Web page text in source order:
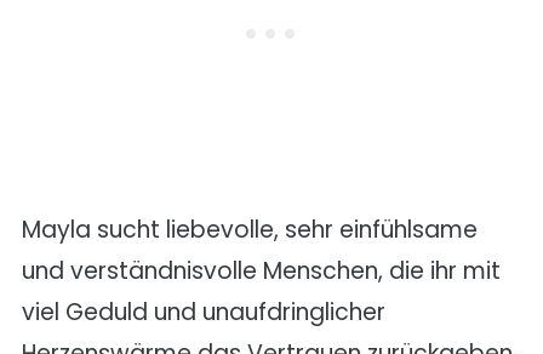
Mayla sucht liebevolle, sehr einfühlsame
und verständnisvolle Menschen, die ihr mit
viel Geduld und unaufdringlicher